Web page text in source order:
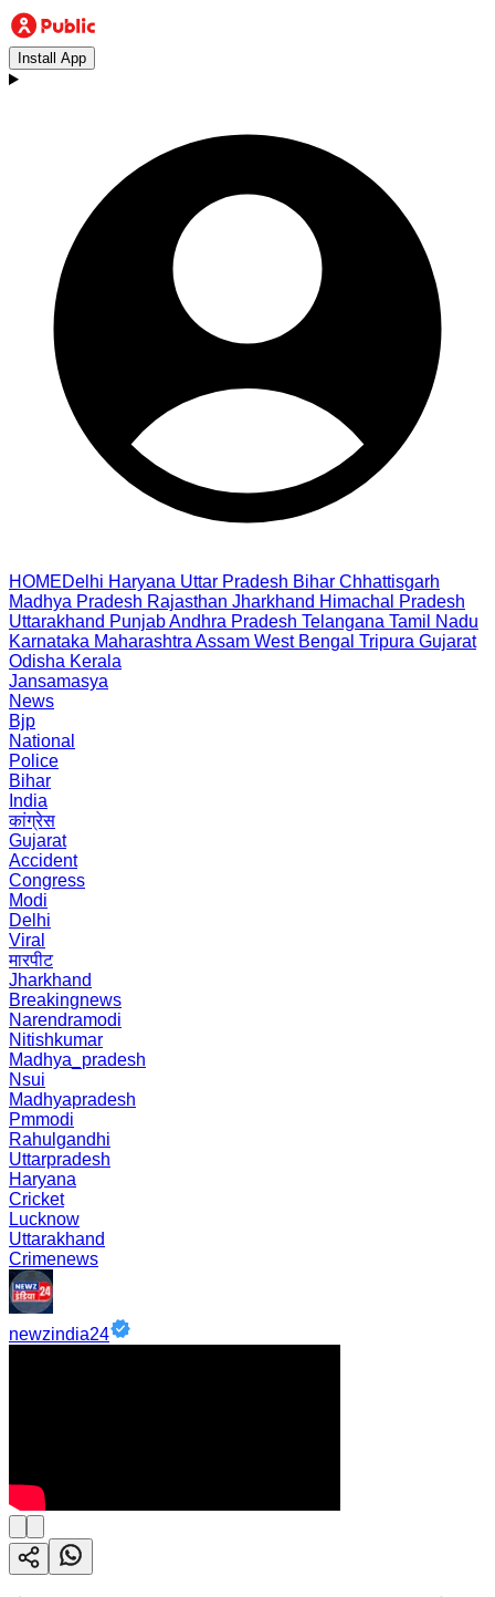
Install App
HOMEDelhi Haryana Uttar Pradesh Bihar Chhattisgarh
Madhya Pradesh Rajasthan Jharkhand Himachal Pradesh
Uttarakhand PunjabAndhra Pradesh Telangana Tamil Nadu
Karnataka Maharashtra Assam West Bengal Tripura Gujarat
Odisha Kerala
Jansamasya
News
Bjp
National
Police
Bihar
India
कांग्रेस
Gujarat
Accident
Congress
Modi
Delhi
Viral
मारपीट
Jharkhand
Breakingnews
Narendramodi
Nitishkumar
Madhya_pradesh
Nsui
Madhyapradesh
Pmmodi
Rahulgandhi
Uttarpradesh
Haryana
Cricket
Lucknow
Uttarakhand
Crimenews
newzindia24